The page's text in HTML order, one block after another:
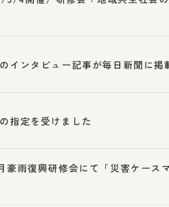
インタビュー記事が毎日新聞に掲
指定を受けました
豪雨復興研修会にて「災害ケース